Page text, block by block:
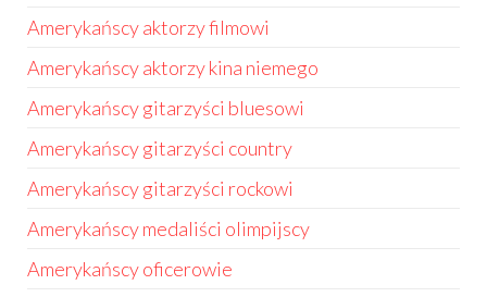
Amerykańscy aktorzy filmowi
Amerykańscy aktorzy kina niemego
Amerykańscy gitarzyści bluesowi
Amerykańscy gitarzyści country
Amerykańscy gitarzyści rockowi
Amerykańscy medaliści olimpijscy
Amerykańscy oficerowie